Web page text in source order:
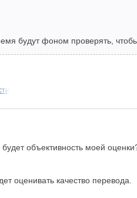
будут фоном проверять,
объективность моей
оценивать качество перевода.